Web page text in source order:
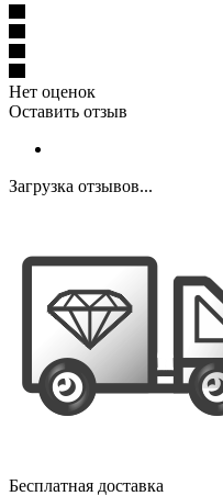
Нет оценок
Оставить отзыв
Загрузка отзывов...
Бесплатная доставка